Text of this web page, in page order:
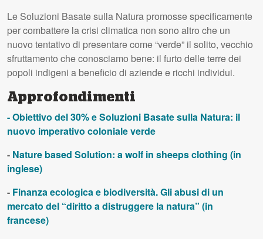
Le Soluzioni Basate sulla Natura promosse specificamente
per combattere la crisi climatica non sono altro che un
nuovo tentativo di presentare come “verde” il solito, vecchio
sfruttamento che conosciamo bene: il furto delle terre dei
popoli indigeni a beneficio di aziende e ricchi individui.
Approfondimenti
- Obiettivo del 30% e Soluzioni Basate sulla Natura: il
nuovo imperativo coloniale verde
- Nature based Solution: a wolf in sheeps clothing (in
inglese)
- Finanza ecologica e biodiversità. Gli abusi di un
mercato del “diritto a distruggere la natura” (in
francese)